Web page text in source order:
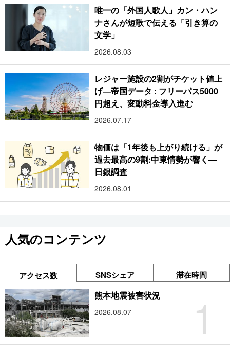
唯一の「外国人歌人」カン・ハン
ナさんが短歌で伝える「引き算の
文学」
2026.08.03
レジャー施設の2割がチケット値上
げ―帝国データ : フリーパス5000
円超え、変動料金導入進む
2026.07.17
物価は「1年後も上がり続ける」が
過去最高の9割:中東情勢が響く―
日銀調査
2026.08.01
人気のコンテンツ
アクセス数 SNSシェア 滞在時間
1
熊本地震被害状況
2026.08.07